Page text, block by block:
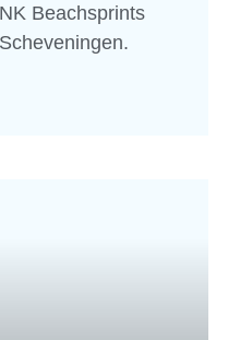
Beachsprints